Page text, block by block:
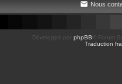
Nous
Développé par phpBB ® Forum
Traduction